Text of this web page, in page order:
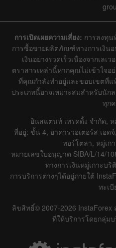
การเปิดเผยความเสี่ยง: การลงทุน
การซื้อขายผลิตภัณฑ์ทางการเงิน
เงินอย่างรวดเร็วเนื่องจากเล
ตราสารเหล่านี้หากคุณไม่เข้าใจอ
ที่คุณกำลังทำอยู่และขอบเขตที่แ
ประเภทนี้อาจเหมาะสมสำหรับนัก
ทุก
อินสแตนท์ เทรดดิ้ง จำกัด,
ที่อยู่: ชั้น 4, อาคารวอเตอร์ส เอด
ทอร์โตลา, หมู่เก
หมายเลขใบอนุญาต SIBA/L/14/
ทางการเงินหมู่เกาะบริ
การบริการต่างๆได้อยู่ภายใต้
ทะเบี
ลิขสิทธิ์© 2007-2026 InstaForex
ที่ให้บริการโดยกลุ่ม